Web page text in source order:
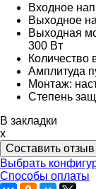
Входное
Выходное
Выходная
300 Bт
Количество
Амплитуда
Монтаж:
Степень
В закладки
x
Составить отзыв
Выбрать
Способы оплаты